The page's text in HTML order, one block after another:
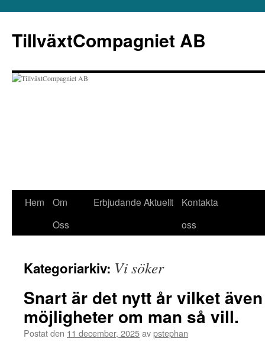
innehåll
TillväxtCompagniet AB
Hem
Om
Oss
Erbjudande Aktuellt
Kontakta
oss
Kategoriarkiv: Vi söker
Snart är det nytt år vilket
möjligheter om man så vill.
Postat den 11 december, 2025avpstephan